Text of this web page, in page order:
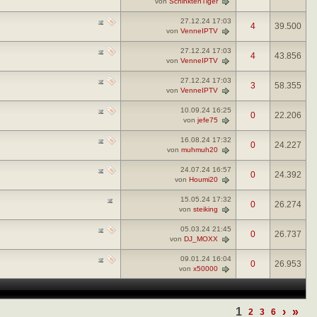
27.12.24 17:03
von VenneIPTV 4 39.500
27.12.24 17:03
von VenneIPTV 4 43.856
27.12.24 17:03
von VenneIPTV 3 58.355
10.09.24 16:25
von jefe75 0 22.206
16.08.24 17:32
von muhmuh20 0 24.227
24.07.24 16:57
von Houmi20 0 24.392
15.05.24 17:32
von steiking 0 26.274
05.03.24 21:45
von DJ_MOXX 0 26.737
09.01.24 16:04
von x50000 0 26.953
1 2 3 6 › »